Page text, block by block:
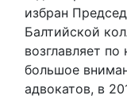
избран
Балтийской
возглавляет
большое
адвокатов, в